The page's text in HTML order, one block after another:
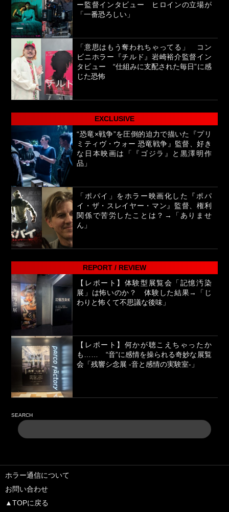
ー監督インタビュー ヒロインの立場が
「一番恐ろしい」
「意思はもう奪われちゃってる」 コン
ビニホラー『チルド』岩崎裕介監督イン
タビュー “仕組みに支配された毎日”に感
じた恐怖
EXCLUSIVE
“恐竜×戦争”を圧倒的迫力で描いた『プリ
ミティヴ・ウォー 恐竜戦争』監督、好き
な日本映画は「『ゴジラ』と黒澤明作
品」
「ポパイ」をホラー映画化した『ポパ
イ・ザ・スレイヤー・マン』監督、権利
関係で苦労したことは？→「ありませ
ん」
REPORT / REVIEW
【レポート】体験型展覧会「記憶汚染
展」は怖いのか？ 体験した結果→「じ
わりと怖くて不思議な後味」
【レポート】何かが聴こえちゃったか
も…… “音”に感情を操られる奇妙な展覧
会「残響シ念展 -⾳と感情の実験室-」
SEARCH
ホラー通信について
お問い合わせ
▲TOPに戻る